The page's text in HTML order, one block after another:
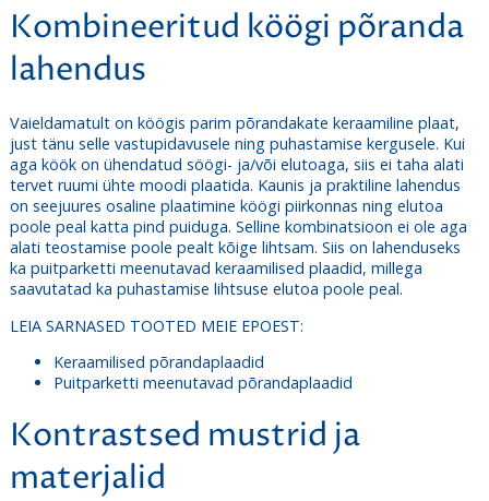
Kombineeritud köögi põranda
lahendus
Vaieldamatult on köögis parim põrandakate keraamiline plaat,
just tänu selle vastupidavusele ning puhastamise kergusele. Kui
aga köök on ühendatud söögi- ja/või elutoaga, siis ei taha alati
tervet ruumi ühte moodi plaatida. Kaunis ja praktiline lahendus
on seejuures osaline plaatimine köögi piirkonnas ning elutoa
poole peal katta pind puiduga. Selline kombinatsioon ei ole aga
alati teostamise poole pealt kõige lihtsam. Siis on lahenduseks
ka puitparketti meenutavad keraamilised plaadid, millega
saavutatad ka puhastamise lihtsuse elutoa poole peal.
LEIA SARNASED TOOTED MEIE EPOEST:
Keraamilised põrandaplaadid
Puitparketti meenutavad põrandaplaadid
Kontrastsed mustrid ja
materjalid